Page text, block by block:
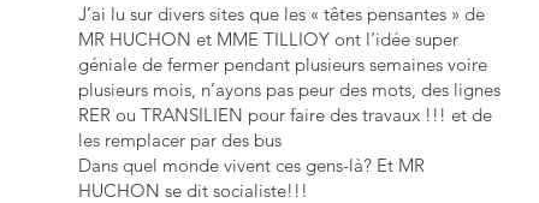
J’ai lu sur divers sites que les « têtes pensantes » de
MR HUCHON et MME TILLIOY ont l’idée super
géniale de fermer pendant plusieurs semaines voire
plusieurs mois, n’ayons pas peur des mots, des lignes
RER ou TRANSILIEN pour faire des travaux !!! et de
les remplacer par des bus
Dans quel monde vivent ces gens-là? Et MR
HUCHON se dit socialiste!!!